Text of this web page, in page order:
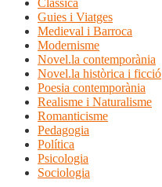
Clàssica
Guies i Viatges
Medieval i Barroca
Modernisme
Novel.la contemporània
Novel.la històrica i ficció
Poesia contemporània
Realisme i Naturalisme
Romanticisme
Pedagogia
Política
Psicologia
Sociologia